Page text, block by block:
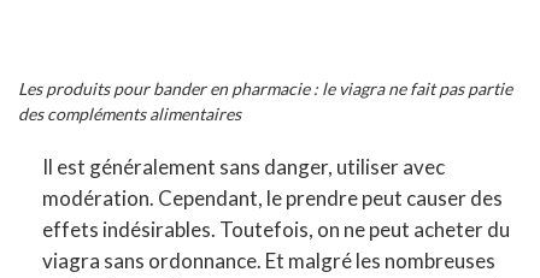
Les produits pour bander en pharmacie : le viagra ne fait pas partie
des compléments alimentaires
Il est généralement sans danger, utiliser avec
modération. Cependant, le prendre peut causer des
effets indésirables. Toutefois, on ne peut acheter du
viagra sans ordonnance. Et malgré les nombreuses